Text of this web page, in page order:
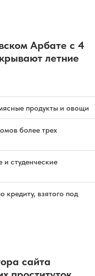
Арбате с 4
летние
продукты и овощи
более трех
студенческие
кредиту, взятого под
сайта